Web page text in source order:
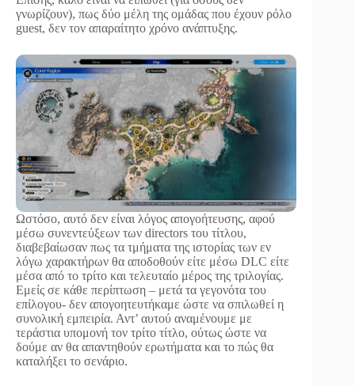
γνωρίζουν), πως δύο μέλη της ομάδας που έχουν ρόλο
guest, δεν τον απαραίτητο χρόνο ανάπτυξης.
Ωστόσο, αυτό δεν είναι λόγος απογοήτευσης, αφού
μέσω συνεντεύξεων των directors του τίτλου,
διαβεβαίωσαν πως τα τμήματα της ιστορίας των εν
λόγω χαρακτήρων θα αποδοθούν είτε μέσω DLC είτε
μέσα από το τρίτο και τελευταίο μέρος της τριλογίας.
Εμείς σε κάθε περίπτωση – μετά τα γεγονότα του
επίλογου- δεν απογοητευτήκαμε ώστε να σπιλωθεί η
συνολική εμπειρία. Αντ’ αυτού αναμένουμε με
τεράστια υπομονή τον τρίτο τίτλο, ούτως ώστε να
δούμε αν θα απαντηθούν ερωτήματα και το πώς θα
καταλήξει το σενάριο.